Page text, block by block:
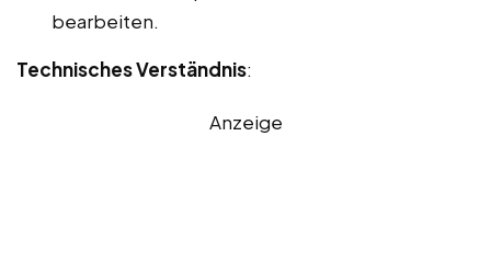
bearbeiten.
Technisches Verständnis:
Anzeige